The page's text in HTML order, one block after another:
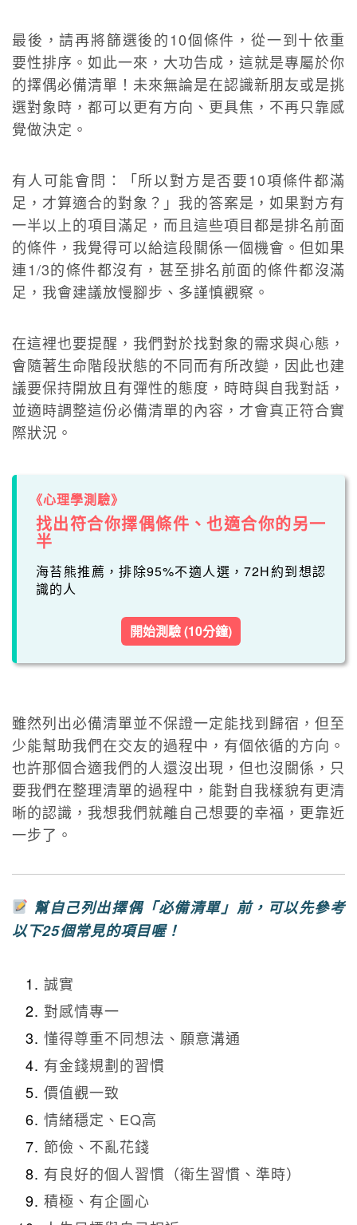
最後，請再將篩選後的10個條件，從一到十依重
要性排序。如此一來，大功告成，這就是專屬於你
的擇偶必備清單！未來無論是在認識新朋友或是挑
選對象時，都可以更有方向、更具焦，不再只靠感
覺做決定。
有人可能會問：「所以對方是否要10項條件都滿
足，才算適合的對象？」我的答案是，如果對方有
一半以上的項目滿足，而且這些項目都是排名前面
的條件，我覺得可以給這段關係一個機會。但如果
連1/3的條件都沒有，甚至排名前面的條件都沒滿
足，我會建議放慢腳步、多謹慎觀察。
在這裡也要提醒，我們對於找對象的需求與心態，
會隨著生命階段狀態的不同而有所改變，因此也建
議要保持開放且有彈性的態度，時時與自我對話，
並適時調整這份必備清單的內容，才會真正符合實
際狀況。
《心理學測驗》
找出符合你擇偶條件、也適合你的另一
半
海苔熊推薦，排除95%不適人選，72H約到想認
識的人
開始測驗 (10分鐘)
雖然列出必備清單並不保證一定能找到歸宿，但至
少能幫助我們在交友的過程中，有個依循的方向。
也許那個合適我們的人還沒出現，但也沒關係，只
要我們在整理清單的過程中，能對自我樣貌有更清
晰的認識，我想我們就離自己想要的幸福，更靠近
一步了。
幫自己列出擇偶「必備清單」前，可以先參考
以下25個常見的項目喔！
誠實
對感情專一
懂得尊重不同想法、願意溝通
有金錢規劃的習慣
價值觀一致
情緒穩定、EQ高
節儉、不亂花錢
有良好的個人習慣（衛生習慣、準時）
積極、有企圖心